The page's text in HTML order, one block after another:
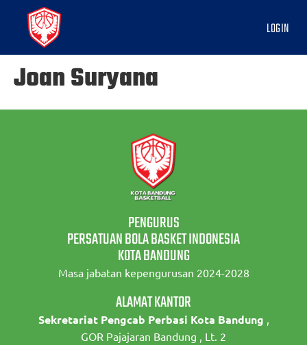
LOGIN
Joan Suryana
PENGURUS
PERSATUAN BOLA BASKET INDONESIA
KOTA BANDUNG
Masa jabatan kepengurusan 2024-2028
ALAMAT KANTOR
Sekretariat Pengcab Perbasi Kota Bandung ,
GOR Pajajaran Bandung , Lt. 2